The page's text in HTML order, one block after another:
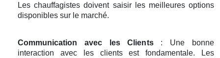
Les chauffagistes doivent saisir les meilleures options
disponibles sur le marché.
Communication avec les Clients: Une bonne
interaction avec les clients est fondamentale. Les